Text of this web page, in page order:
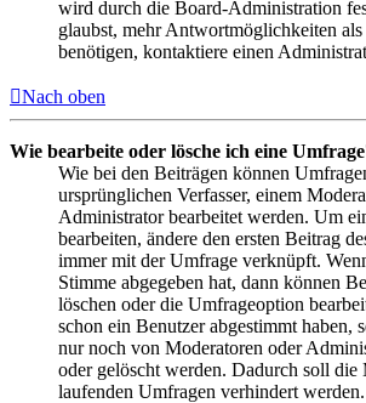
wird durch die Board-Administration
glaubst, mehr Antwortmöglichkeiten als
benötigen, kontaktiere einen
Nach oben
Wie bearbeite oder lösche ich eine
Wie bei den Beiträgen können
ursprünglichen Verfasser, einem
Administrator bearbeitet werden. Um
bearbeiten, ändere den ersten Beitrag
immer mit der Umfrage verknüpft.
Stimme abgegeben hat, dann können
löschen oder die Umfrageoption
schon ein Benutzer abgestimmt haben,
nur noch von Moderatoren oder
oder gelöscht werden. Dadurch soll
laufenden Umfragen verhindert werden.